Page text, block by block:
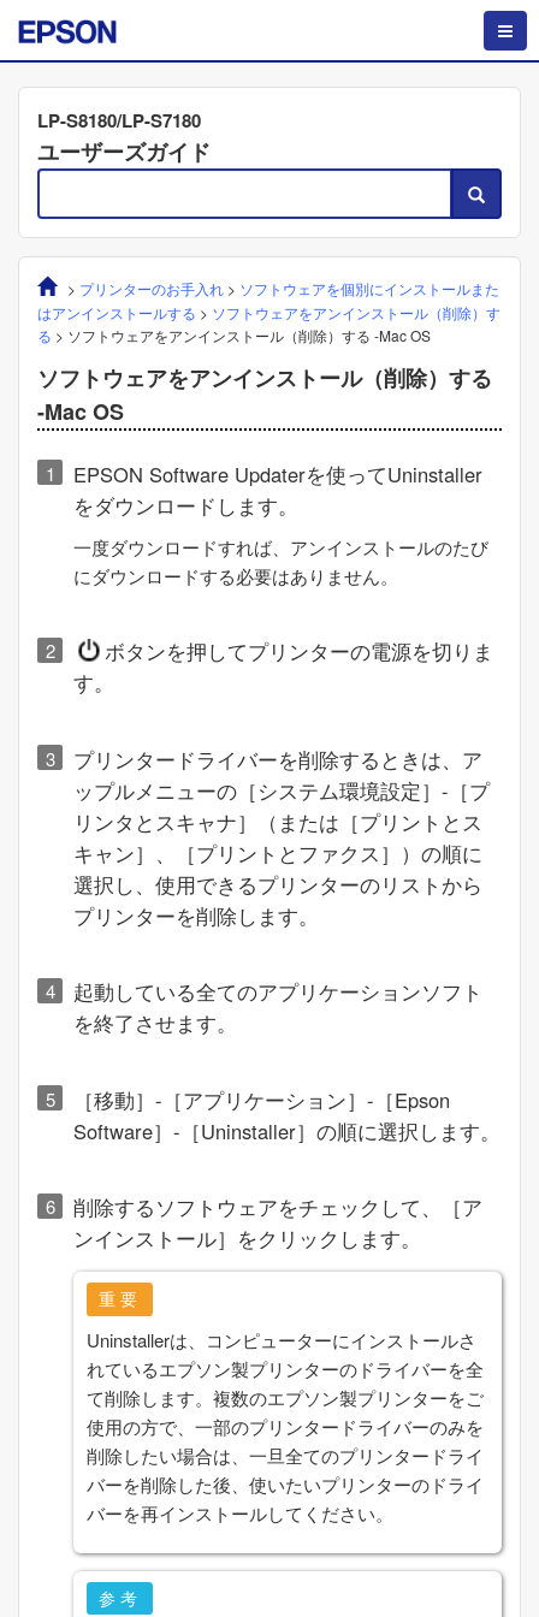
LP-S8180/LP-S7180
ユーザーズガイド
> プリンターのお手入れ> ソフトウェアを個別にインストールまた
はアンインストールする > ソフトウェアをアンインストール（削除）す
る > ソフトウェアをアンインストール（削除）する -Mac OS
ソフトウェアをアンインストール（削除）する
-Mac OS
EPSON Software Updaterを使ってUninstaller
をダウンロードします。
一度ダウンロードすれば、アンインストールのたび
にダウンロードする必要はありません。
ボタンを押してプリンターの電源を切りま
す。
プリンタードライバーを削除するときは、ア
ップルメニューの［システム環境設定］-［プ
リンタとスキャナ］（または［プリントとス
キャン］、［プリントとファクス ］）の順に
選択し、使用できるプリンターのリストから
プリンターを削除します。
起動している全てのアプリケーションソフト
を終了させます。
［移動］-［アプリケーション］- ［Epson
Software］ - ［Uninstaller］ の順に選択します。
削除するソフトウェアをチェックして、［ア
ンインストール］をクリックします。
重要
Uninstallerは、コンピューターにインストールさ
れているエプソン製プリンターのドライバーを全
て削除します。複数のエプソン製プリンターをご
使用の方で、一部のプリンタードライバーのみを
削除したい場合は、一旦全てのプリンタードライ
バーを削除した後、使いたいプリンターのドライ
バーを再インストールしてください。
参考